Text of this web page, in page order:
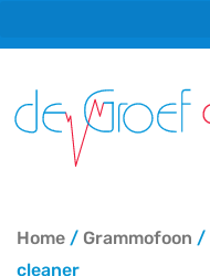
naar
inhoud
Home / Grammofoon /
cleaner